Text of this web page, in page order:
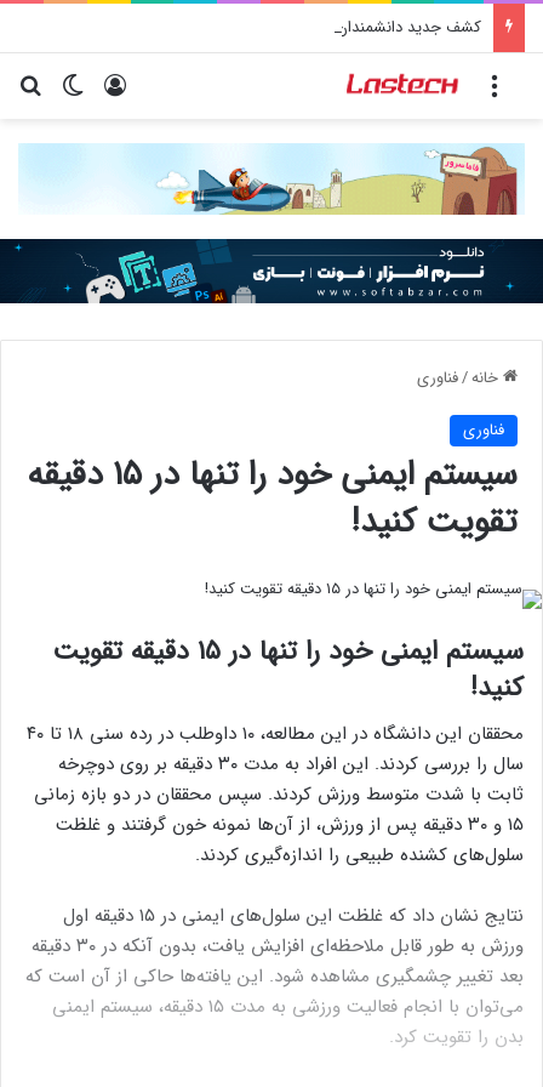
تغییر ورود
خانه/فناوری
فناوری
سیستم ایمنی خود را تنها در ۱۵ دقیقه
تقویت کنید!
سیستم ایمنی خود را تنها در ۱۵ دقیقه تقویت
کنید!
محققان این دانشگاه در این مطالعه، ۱۰ داوطلب در رده سنی ۱۸ تا ۴۰
سال را بررسی کردند. این افراد به مدت ۳۰ دقیقه بر روی دوچرخه
ثابت با شدت متوسط ورزش کردند. سپس محققان در دو بازه زمانی
۱۵ و ۳۰ دقیقه پس از ورزش، از آن‌ها نمونه خون گرفتند و غلظت
سلول‌های کشنده طبیعی را اندازه‌گیری کردند.
نتایج نشان داد که غلظت این سلول‌های ایمنی در ۱۵ دقیقه اول
ورزش به طور قابل ملاحظه‌ای افزایش یافت، بدون آنکه در ۳۰ دقیقه
بعد تغییر چشمگیری مشاهده شود. این یافته‌ها حاکی از آن است که
می‌توان با انجام فعالیت ورزشی به مدت ۱۵ دقیقه، سیستم ایمنی
بدن را تقویت کرد.